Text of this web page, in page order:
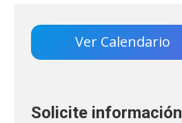
Ver Calendario
Solicite información